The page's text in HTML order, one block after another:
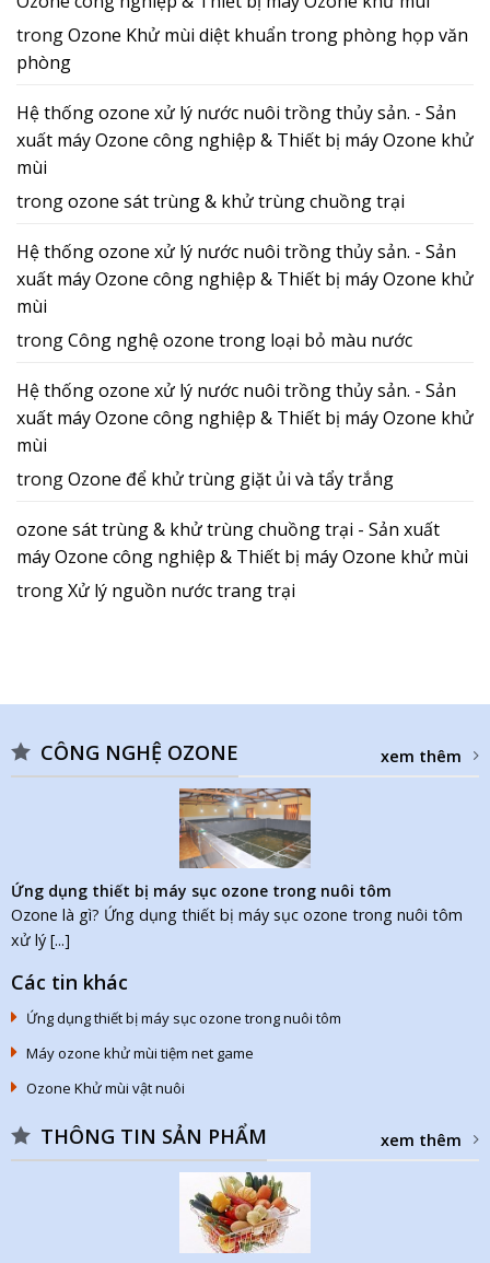
trongOzone Khử mùi diệt khuẩn trong phòng họp văn
phòng
Hệ thống ozone xử lý nước nuôi trồng thủy sản. - Sản
xuất máy Ozone công nghiệp & Thiết bị máy Ozone khử
mùi
trongozone sát trùng & khử trùng chuồng trại
Hệ thống ozone xử lý nước nuôi trồng thủy sản. - Sản
xuất máy Ozone công nghiệp & Thiết bị máy Ozone khử
mùi
trongCông nghệ ozone trong loại bỏ màu nước
Hệ thống ozone xử lý nước nuôi trồng thủy sản. - Sản
xuất máy Ozone công nghiệp & Thiết bị máy Ozone khử
mùi
trongOzone để khử trùng giặt ủi và tẩy trắng
ozone sát trùng & khử trùng chuồng trại - Sản xuất
máy Ozone công nghiệp & Thiết bị máy Ozone khử mùi
trongXử lý nguồn nước trang trại
CÔNG NGHỆ OZONE xem thêm
Ứng dụng thiết bị máy sục ozone trong nuôi tôm
Ozone là gì? Ứng dụng thiết bị máy sục ozone trong nuôi tôm
xử lý [...]
Các tin khác
Ứng dụng thiết bị máy sục ozone trong nuôi tôm
Máy ozone khử mùi tiệm net game
Ozone Khử mùi vật nuôi
THÔNG TIN SẢN PHẨM xem thêm